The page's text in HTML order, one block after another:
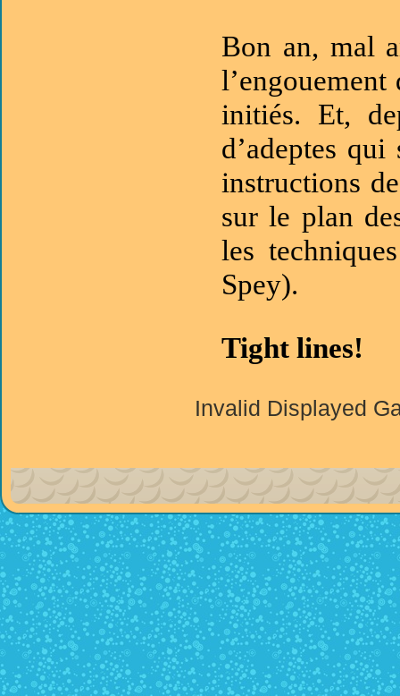
Bon an, mal
initiés. Et,
d’adeptes
instructions
sur le plan
les
Spey).
Tight lines!
Invalid Displayed